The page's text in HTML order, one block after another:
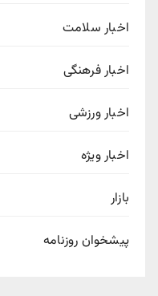
اخبار سلامت
اخبار فرهنگی
اخبار ورزشی
اخبار ویژه
بازار
پیشخوان روزنامه